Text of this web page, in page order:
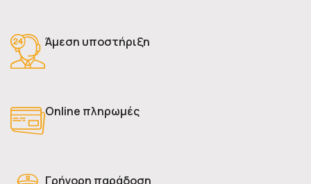
Άμεση υποστήριξη
Online πληρωμές
Γρήγορη παράδοση